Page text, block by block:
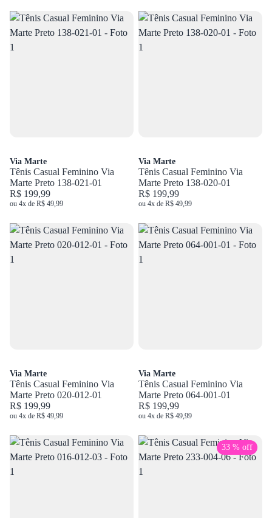
Via Marte
Tênis Casual Feminino Via
Marte Preto 138-021-01
R$ 199,99
ou 4x de R$ 49,99
Via Marte
Tênis Casual Feminino Via
Marte Preto 138-020-01
R$ 199,99
ou 4x de R$ 49,99
Via Marte
Tênis Casual Feminino Via
Marte Preto 020-012-01
R$ 199,99
ou 4x de R$ 49,99
Via Marte
Tênis Casual Feminino Via
Marte Preto 064-001-01
R$ 199,99
ou 4x de R$ 49,99
33 % off